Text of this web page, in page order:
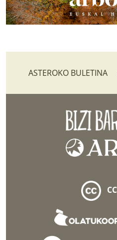
ASTEROKO BULETINA